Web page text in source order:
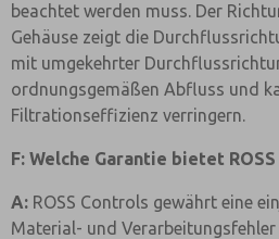
beachtet werden muss. Der
Gehäuse zeigt die
mit umgekehrter
ordnungsgemäßen Abfluss und
Filtrationseffizienz verringern.
F: Welche Garantie bietet
A: ROSS Controls gewährt eine
Material- und